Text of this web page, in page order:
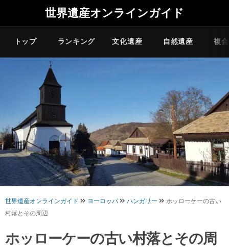
世界遺産オンラインガイド
トップ ランキング 文化遺産 自然遺産 複
世界遺産オンラインガイド ヨーロッパ ハンガリー
ホッローケーの古い
村落とその周辺
ホッローケーの古い村落とその周